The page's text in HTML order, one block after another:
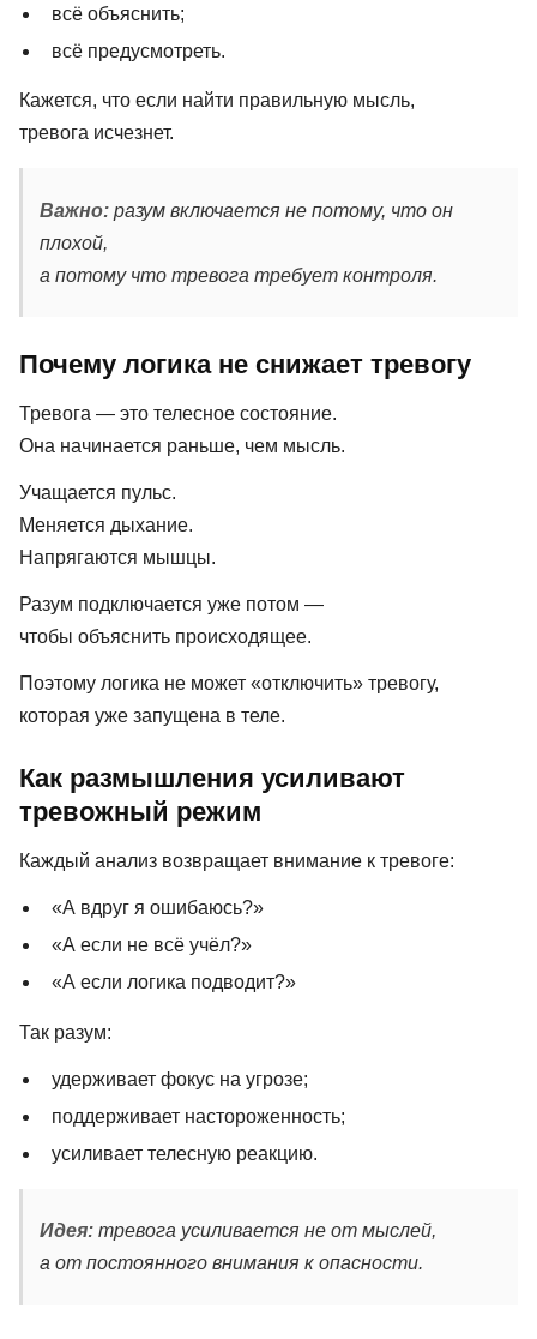
всё объяснить;
всё предусмотреть.
Кажется, что если найти правильную мысль,
тревога исчезнет.
Важно: разум включается не потому, что он
плохой,
а потому что тревога требует контроля.
Почему логика не снижает тревогу
Тревога — это телесное состояние.
Она начинается раньше, чем мысль.
Учащается пульс.
Меняется дыхание.
Напрягаются мышцы.
Разум подключается уже потом —
чтобы объяснить происходящее.
Поэтому логика не может «отключить» тревогу,
которая уже запущена в теле.
Как размышления усиливают
тревожный режим
Каждый анализ возвращает внимание к тревоге:
«А вдруг я ошибаюсь?»
«А если не всё учёл?»
«А если логика подводит?»
Так разум:
удерживает фокус на угрозе;
поддерживает настороженность;
усиливает телесную реакцию.
Идея: тревога усиливается не от мыслей,
а от постоянного внимания к опасности.